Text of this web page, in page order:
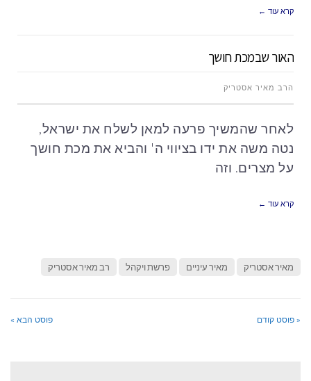
קרא עוד ←
האור שבמכת חושך
הרב מאיר אסטריק
לאחר שהמשיך פרעה למאן לשלח את ישראל,
נטה משה את ידו בציווי ה' והביא את מכת חושך
על מצרים. וזה
קרא עוד ←
מאיר אסטריק מאיר עיניים פרשת ויקהל רב מאיר אסטריק
« פוסט קודם פוסט הבא »